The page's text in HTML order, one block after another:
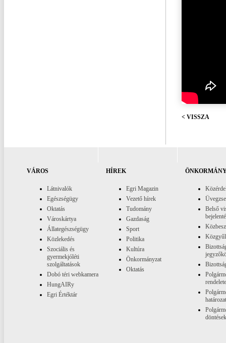
< VISSZA
VÁROS
Látnivalók
Egészségügy
Oktatás
Városkártya
Állategészségügy
Közlekedés
Szociális és
gyermekjóléti
szolgáltatások
Dobó téri webkamera
HungAIRy
Egri Értéktár
HÍREK
Egri Magazin
Vezető hírek
Tudomány
Gazdaság
Sport
Politika
Kultúra
Önkormányzat
Oktatás
Belső
döntések